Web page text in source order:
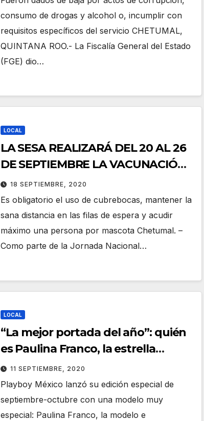
consumo de drogas y alcohol o, incumplir con
requisitos específicos del servicio CHETUMAL,
QUINTANA ROO.- La Fiscalía General del Estado
(FGE) dio…
LOCAL
LA SESA REALIZARÁ DEL 20 AL 26
DE SEPTIEMBRE LA VACUNACIÓN
ANTIRRÁBICA CANINA Y FELINA
CON LA META DE APLICAR 136 MIL
DOSIS GRATUITAS
18 SEPTIEMBRE, 2020
Es obligatorio el uso de cubrebocas, mantener la
sana distancia en las filas de espera y acudir
máximo una persona por mascota Chetumal. –
Como parte de la Jornada Nacional…
LOCAL
“La mejor portada del año”: quién
es Paulina Franco, la estrella
cancunense de Instagram que
saltó a “Playboy”
11 SEPTIEMBRE, 2020
Playboy México lanzó su edición especial de
septiembre-octubre con una modelo muy
especial: Paulina Franco, la modelo e